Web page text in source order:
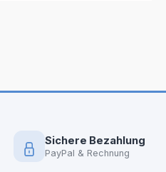
Sichere Bezahlung
PayPal & Rechnung